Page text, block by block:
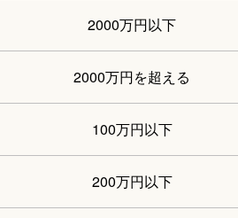
2000万円以下
2000万円を超える
100万円以下
200万円以下